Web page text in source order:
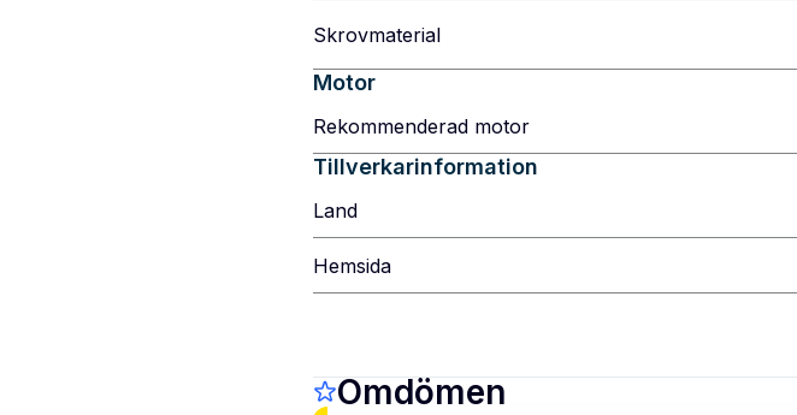
Skrovmaterial
Motor
Rekommenderad motor
Tillverkarinformation
Land
Hemsida
Omdömen